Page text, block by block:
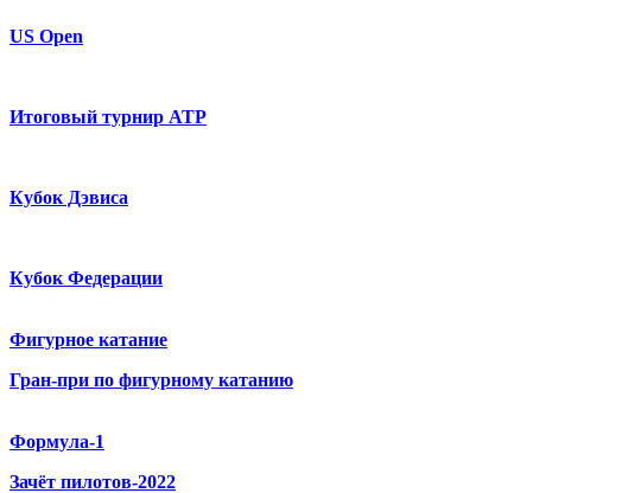
US Open
Итоговый турнир ATP
Кубок Дэвиса
Кубок Федерации
Фигурное катание
Гран-при по фигурному катанию
Формула-1
Зачёт пилотов-2022